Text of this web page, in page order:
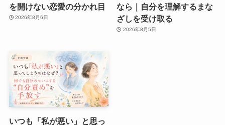
を開けない恋愛の分かれ目
2026年8月6日
なら｜自分を理解するまな
ざしを受け取る
2026年8月5日
いつも「私が悪い」と思っ